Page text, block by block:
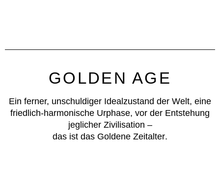
GOLDEN AGE
Ein ferner, unschuldiger Idealzustand der Welt, eine
friedlich-harmonische Urphase, vor der Entstehung
jeglicher Zivilisation –
das ist das Goldene Zeitalter.